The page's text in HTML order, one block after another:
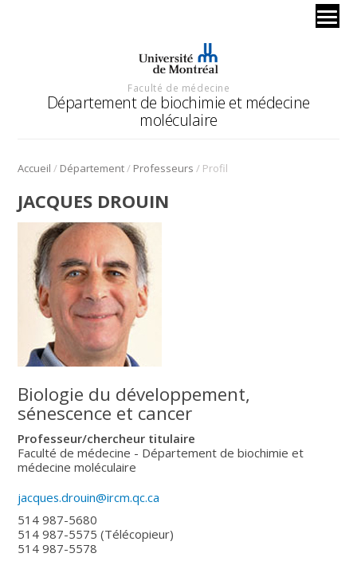
Faculté de médecine
Département de biochimie et médecine
moléculaire
Accueil / Département/ Professeurs / Profil
JACQUES DROUIN
Biologie du développement,
sénescence et cancer
Professeur/chercheur titulaire
Faculté de médecine - Département de biochimie et
médecine moléculaire
jacques.drouin@ircm.qc.ca
514 987-5680
514 987-5575(Télécopieur)
514 987-5578